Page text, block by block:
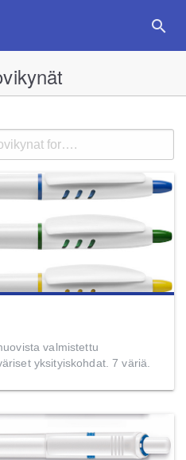
search
valmistettu
yksityiskohdat. 7 väriä.